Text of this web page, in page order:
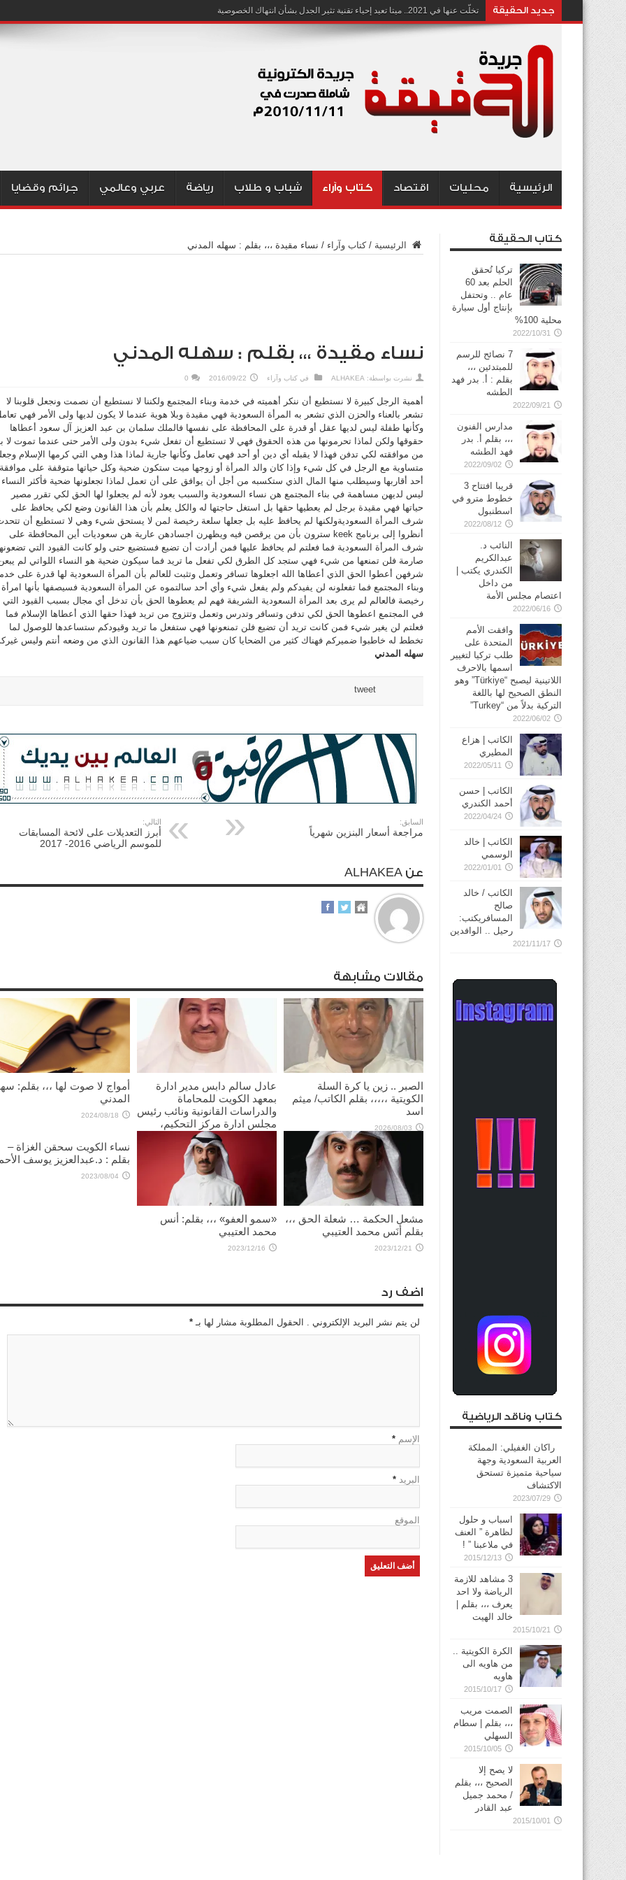
جديد الحقيقة تخلّت عنها في 2021.. ميتا تعيد إحياء تقنية تثير الجدل بشأن انتهاك الخصوصية
الرئيسية محليات اقتصاد كتاب وآراء شباب و طلاب رياضة عربي وعالمي جرائم وقضايا
الرئيسية / كتاب وآراء / نساء مقيدة ،،، بقلم : سهله المدني
نساء مقيدة ،،، بقلم : سهله المدني
نشرت بواسطة: ALHAKEA في كتاب وآراء 2016/09/22
0
أهمية الرجل كبيرة لا نستطيع أن ننكر أهميته في خدمة وبناء المجتمع ولكننا لا نستطيع أن نصمت ونجعل قلوبنا لا
تشعر بالعناء والحزن الذي تشعر به المرأة السعودية فهي مقيدة وبلا هوية عندما لا يكون لديها ولى الأمر فهي
وكأنها طفلة ليس لديها عقل أو قدرة على المحافظة على نفسها فالملك سلمان بن عبد العزيز آل سعود أعطاها
حقوقها ولكن لماذا تحرمونها من هذه الحقوق فهي لا تستطيع أن تفعل شيء بدون ولى الأمر حتى عندما تموت لا
من موافقته لكي تدفن فهذا لا يقبله أي دين أو أحد فهي تعامل وكأنها جارية لماذا هذا وهي التي كرمها الإسلام
متساوية مع الرجل في كل شيء وإذا كان والد المرأة أو زوجها ميت ستكون ضحية وكل حياتها متوقفة على موافقة
أحد أقاربها وسيطلب منها المال الذي ستكسبه من أجل أن يوافق على أن تعمل لماذا تجعلونها ضحية فأكثر النساء
ليس لديهن مساهمة في بناء المجتمع هن نساء السعودية والسبب يعود لأنه لم يجعلوا لها الحق لكي تقرر مصير
حياتها فهي مقيدة برجل لم يعطيها حقها بل استغل حاجتها له والكل يعلم بأن هذا القانون وضع لكي يحافظ على
شرف المرأة السعوديةولكنها لم يحافظ عليه بل جعلها سلعة رخيصة لمن لا يستحق شيء وهي لا تستطيع أن
أنظروا إلى برنامج keek سترون بأن من يرقصن فيه ويظهرن اجسادهن عارية هن سعوديات أين المحافظة على
شرف المرأة السعودية فما فعلتم لم يحافظ عليها فمن أرادت أن تضيع فستضيع حتى ولو كانت القيود التي
صارمة فلن تمنعها من شيء فهي ستجد كل الطرق لكي تفعل ما تريد فما سيكون ضحية هو النساء اللواتي لم
شرفهن أعطوا الحق الذي أعطاها الله اجعلوها تسافر وتعمل وتثبت للعالم بأن المرأة السعودية لها قدرة على
وبناء المجتمع فما تفعلونه لن يفيدكم ولم يفعل شيء وأي أحد سالتموه عن المرأة السعودية فسيصفها بأنها امرأة
رخيصة فالعالم لم يرى بعد المرأة السعودية الشريفة فهم لم يعطوها الحق بأن تدخل أي مجال بسبب القيود التي
في المجتمع اعطوها الحق لكي تدفن وتسافر وتدرس وتعمل وتتزوج من تريد فهذا حقها الذي أعطاها الإسلام فما
فعلتم لن يغير شيء فمن كانت تريد أن تضيع فلن تمنعونها فهي ستفعل ما تريد وقيودكم ستساعدها للوصول لما
تخطط له خاطبوا ضميركم فهناك كثير من الضحايا كان سبب ضياعهم هذا القانون الذي من وضعه أنتم وليس
سهله المدني
tweet
السابق:
مراجعة أسعار البنزين شهرياً
التالي:
أبرز التعديلات على لائحة المسابقات
للموسم الرياضي 2016- 2017
عن ALHAKEA
مقالات مشابهة
الصبر .. زين يا كرة السلة
الكويتية ،،،،، بقلم الكاتب/ ميثم
اسد
2026/08/03
عادل سالم دابس مدير ادارة
بمعهد الكويت للمحاماة
والدراسات القانونية ونائب رئيس
مجلس ادارة مركز التحكيم،
يكتب: تفعيل قانون الوساطة في
المنازعات ضرورة لتعزيز العدالة
وتطوير العمل القانوني في
2025/09/18
أمواج لا صوت لها ،،، بقلم:
المدني
2024/08/18
مشعل الحكمة … شعلة الحق ،،،
بقلم أنَس محمد العتيبي
2023/12/21
«سمو العفو» ،،، بقلم: أنس
محمد العتيبي
2023/12/16
نساء الكويت سحقن الغزاة –
بقلم : د.عبدالعزيز يوسف
2023/08/04
اضف رد
لن يتم نشر البريد الإلكتروني . الحقول المطلوبة مشار لها بـ *
الإسم *
البريد *
الموقع
كتاب الحقيقة
تركيا تُحقق
الحلم بعد 60
عام .. وتحتفل
بإنتاج أول سيارة
محلية 100%
2022/10/31
7 نصائح للرسم
للمبتدئين ،،،
بقلم : أ. بدر فهد
الطشه
2022/09/21
مدارس الفنون
،،، بقلم أ. بدر
فهد الطشه
2022/09/02
قريبا افتتاح 3
خطوط مترو في
2022/08/12
النائب د.
عبدالكريم
الكندري يكتب |
من داخل
اعتصام مجلس الأمة
2022/06/16
وافقت الأمم
المتحدة على
طلب تركيا لتغيير
اسمها بالاحرف
اللاتينية ليصبح “Türkiye” وهو
النطق الصحيح لها باللغة
التركية بدلاً من “Turkey”
2022/06/02
الكاتب | هزاع
المطيري
2022/05/11
الكاتب | حسن
أحمد الكندري
2022/04/24
الكاتب | خالد
الوسمي
2022/01/01
الكاتب / خالد
صالح
المسافريكتب:
رحيل .. الوافدين
2021/11/17
كتاب وناقد الرياضية
راكان الغفيلي: المملكة
العربية السعودية وجهة
سياحية متميزة تستحق
الاكتشاف
2023/07/29
اسباب و حلول
لظاهرة ” العنف
في ملاعبنا ” !
2015/12/13
3 مشاهد للازمة
الرياضة ولا احد
يعرف ،،، بقلم |
خالد الهيت
2015/10/21
الكرة الكويتية ..
من هاويه الى
هاويه
2015/10/17
الصمت مريب
،،، بقلم | سطام
السهلي
2015/10/05
لا يصح إلا
الصحيح ،،، بقلم
/ محمد جميل
عبد القادر
2015/10/01